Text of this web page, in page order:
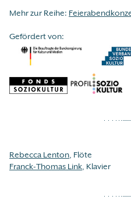
Mehr zur Reihe:
Gefördert von:
Rebecca Lenton, Flöte
Franck-Thomas Link, Klavier